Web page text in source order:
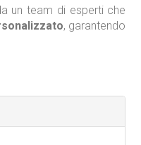
un team di esperti che
, garantendo